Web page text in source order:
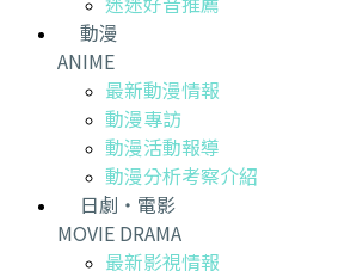
動漫
ANIME
最新動漫情報
動漫專訪
動漫活動報導
動漫分析考察介紹
日劇・電影
MOVIE DRAMA
最新影視情報